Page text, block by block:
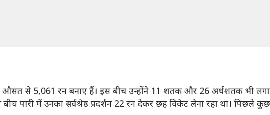
औसत से 5,061 रन बनाए हैं। इस बीच उन्होंने 11 शतक और 26 अर्धशतक भी
पारी में उनका सर्वश्रेष्ठ प्रदर्शन 22 रन देकर छह विकेट लेना रहा था। पिछले